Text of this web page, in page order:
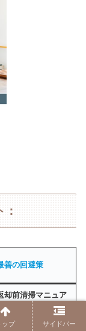
善の回避策
却前清掃マニュア
ル：
蔵庫のパッキン、
ップ サイドバー